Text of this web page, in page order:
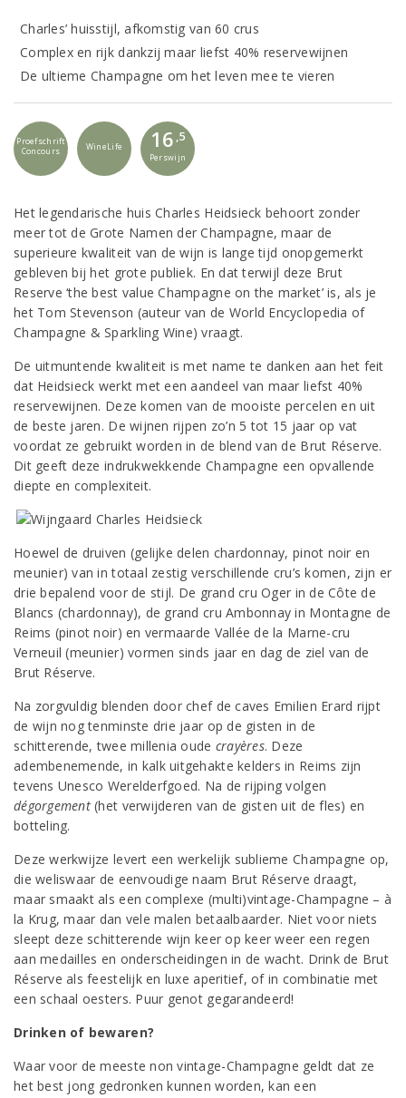
Charles’ huisstijl, afkomstig van 60 crus
Complex en rijk dankzij maar liefst 40% reservewijnen
De ultieme Champagne om het leven mee te vieren
Proefschrift
Concours
WineLife 16 ,5
Perswijn
Het legendarische huis Charles Heidsieck behoort zonder
meer tot de Grote Namen der Champagne, maar de
superieure kwaliteit van de wijn is lange tijd onopgemerkt
gebleven bij het grote publiek. En dat terwijl deze Brut
Reserve ‘the best value Champagne on the market’ is, als je
het Tom Stevenson (auteur van de World Encyclopedia of
Champagne & Sparkling Wine) vraagt.
De uitmuntende kwaliteit is met name te danken aan het feit
dat Heidsieck werkt met een aandeel van maar liefst 40%
reservewijnen. Deze komen van de mooiste percelen en uit
de beste jaren. De wijnen rijpen zo’n 5 tot 15 jaar op vat
voordat ze gebruikt worden in de blend van de Brut Réserve.
Dit geeft deze indrukwekkende Champagne een opvallende
diepte en complexiteit.
Hoewel de druiven (gelijke delen chardonnay, pinot noir en
meunier) van in totaal zestig verschillende cru’s komen, zijn er
drie bepalend voor de stijl. De grand cru Oger in de Côte de
Blancs (chardonnay), de grand cru Ambonnay in Montagne de
Reims (pinot noir) en vermaarde Vallée de la Marne-cru
Verneuil (meunier) vormen sinds jaar en dag de ziel van de
Brut Réserve.
Na zorgvuldig blenden door chef de caves Emilien Erard rijpt
de wijn nog tenminste drie jaar op de gisten in de
schitterende, twee millenia oude crayères. Deze
adembenemende, in kalk uitgehakte kelders in Reims zijn
tevens Unesco Werelderfgoed. Na de rijping volgen
dégorgement(het verwijderen van de gisten uit de fles) en
botteling.
Deze werkwijze levert een werkelijk sublieme Champagne op,
die weliswaar de eenvoudige naam Brut Réserve draagt,
maar smaakt als een complexe (multi)vintage-Champagne – à
la Krug, maar dan vele malen betaalbaarder. Niet voor niets
sleept deze schitterende wijn keer op keer weer een regen
aan medailles en onderscheidingen in de wacht. Drink de Brut
Réserve als feestelijk en luxe aperitief, of in combinatie met
een schaal oesters. Puur genot gegarandeerd!
Drinken of bewaren?
Waar voor de meeste non vintage-Champagne geldt dat ze
het best jong gedronken kunnen worden, kan een